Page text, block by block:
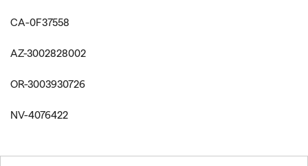
CA-0F37558
AZ-3002828002
OR-3003930726
NV-4076422